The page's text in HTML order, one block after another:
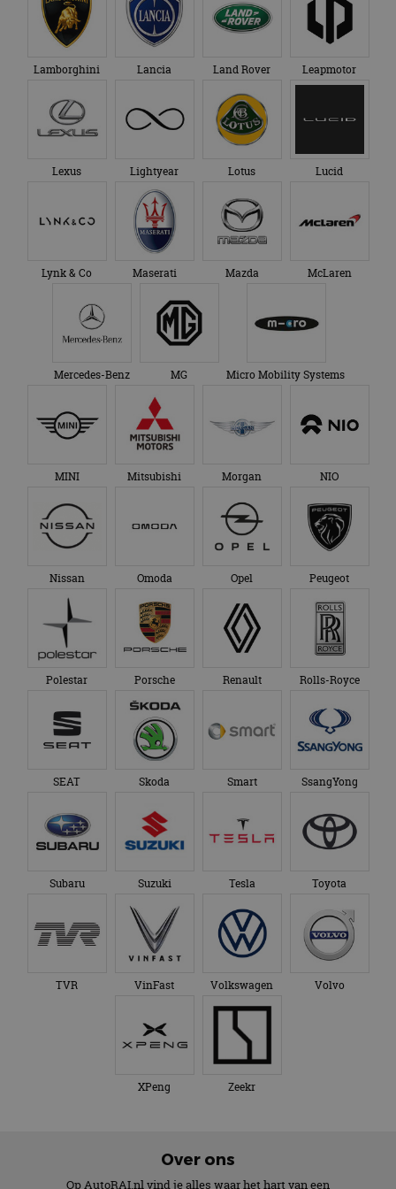
Lamborghini Lancia Land Rover Leapmotor
Lexus Lightyear Lotus Lucid
Lynk & Co Maserati Mazda McLaren
Mercedes-Benz MG Micro Mobility Systems
MINI Mitsubishi Morgan NIO
Nissan Omoda Opel Peugeot
Polestar Porsche Renault Rolls-Royce
SEAT Skoda Smart SsangYong
Subaru Suzuki Tesla Toyota
TVR VinFast Volkswagen Volvo
XPeng Zeekr
Over ons
Op AutoRAI.nl vind je alles waar het hart van een
_ga_SC6JKZPPKY
.autorai.nl
1 jaar 1
maand
gebruikt door
Google Analytics
te behouden.
advertenties die de
eindgebruiker heeft
gezien voordat hij de
genoemde website